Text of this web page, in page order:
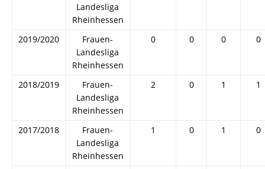
Landesliga
Rheinhessen
2019/2020
Frauen-
Landesliga
Rheinhessen
0 0 0 0
2018/2019
Frauen-
Landesliga
Rheinhessen
2 0 1 1
2017/2018
Frauen-
Landesliga
Rheinhessen
1 0 1 0